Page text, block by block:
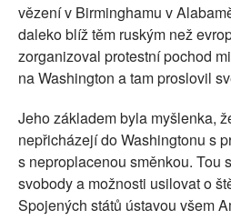
vězení v Birminghamu v
daleko blíž těm ruským než
zorganizoval protestní pochod
na Washington a tam proslovil
Jeho základem byla myšlenka,
nepřicházejí do Washingtonu s
s neproplacenou směnkou. Tou
svobody a možnosti usilovat o
Spojených států ústavou všem